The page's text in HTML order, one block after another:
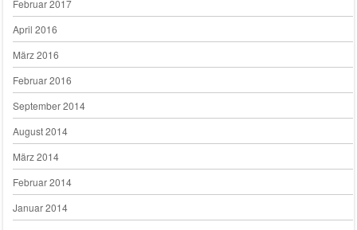
Februar 2017
April 2016
März 2016
Februar 2016
September 2014
August 2014
März 2014
Februar 2014
Januar 2014